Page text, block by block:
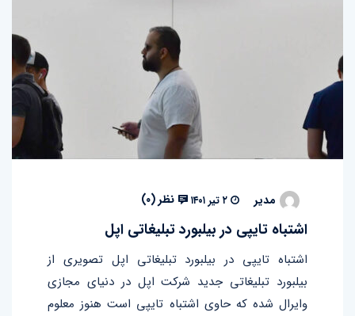
مدیر نظر (۰)
اشتباه تایپی در بیلبورد تبلیغاتی اپل
اشتباه تایپی در بیلبورد تبلیغاتی اپل تصویری از
بیلبورد تبلیغاتی جدید شرکت اپل در دنیای مجازی
وایرال شده که حاوی اشتباه تایپی است هنوز معلوم